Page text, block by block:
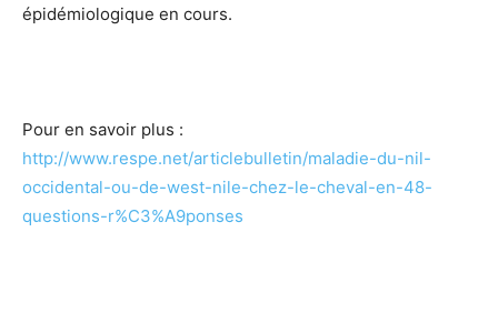
épidémiologique en cours.
Pour en savoir plus :
http://www.respe.net/articlebulletin/maladie-du-nil-
occidental-ou-de-west-nile-chez-le-cheval-en-48-
questions-r%C3%A9ponses